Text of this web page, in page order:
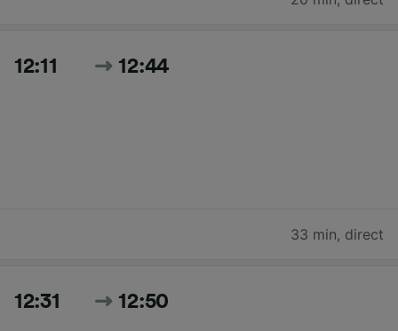
12:11 12:44
33 min, direct
12:31 12:50